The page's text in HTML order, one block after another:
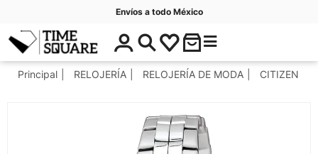
Envíos a todo México
Timesquare
$
0
.
C
t
o
r
Principal RELOJERÍA RELOJERÍA DE MODA CITIZEN